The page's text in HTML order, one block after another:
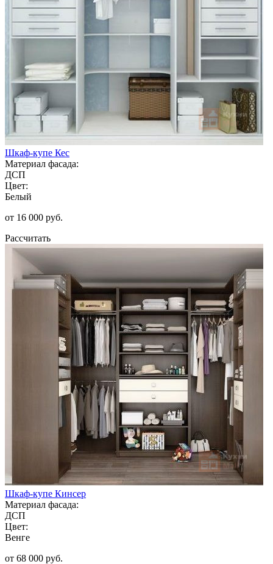
Шкаф-купе Кес
Материал фасада:
ДСП
Цвет:
Белый
от 16 000 руб.
Рассчитать
Шкаф-купе Кинсер
Материал фасада:
ДСП
Цвет:
Венге
от 68 000 руб.